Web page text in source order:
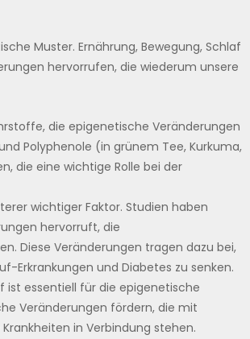
Muster. Ernährung, Bewegung, Schlaf
hervorrufen, die wiederum unsere
die epigenetische Veränderungen
Polyphenole (in grünem Tee, Kurkuma,
die eine wichtige Rolle bei der
wichtiger Faktor. Studien haben
hervorruft, die
Diese Veränderungen tragen dazu bei,
Erkrankungen und Diabetes zu senken.
ist essentiell für die epigenetische
Veränderungen fördern, die mit
in Verbindung stehen.